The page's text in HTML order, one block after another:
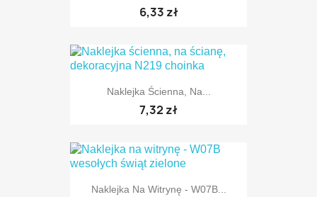
6,33 zł
TYLKO ONLINE
Naklejka Ścienna, Na...
7,32 zł
Naklejka Na Witrynę - W07B...